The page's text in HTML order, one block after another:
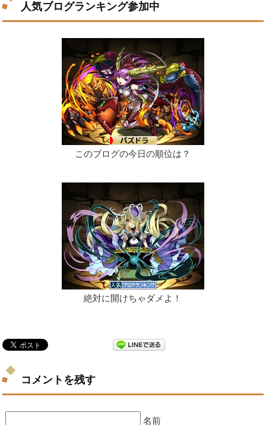
人気ブログランキング参加中
このブログの今日の順位は？
絶対に開けちゃダメよ！
コメントを残す
名前